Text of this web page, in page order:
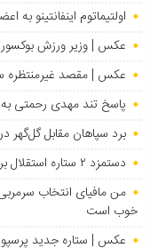
اولتیماتوم اینفانتینو به
عکس | وزیر ورزش
عکس | مقصد غیرمنتظره
پاسخ تند مهدی رحمتی
برد سپاهان مقابل گل‌گهر
دستمزد ۲ ستاره استقلال برای تمدید مشخص شد
من مافیای انتخاب
خوب است
عکس | ستاره جدید